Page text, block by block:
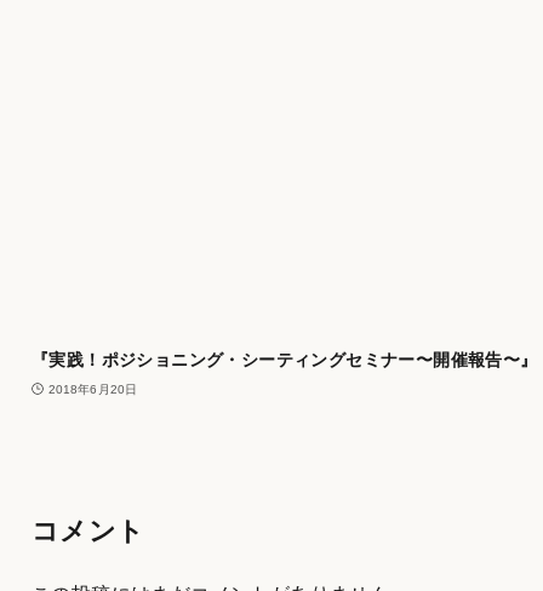
『実践！ポジショニング・シーティングセミナー〜開催報告〜』
2018年6月20日
コメント